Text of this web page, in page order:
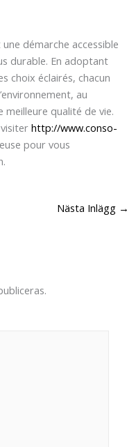
démarche accessible
durable. En adoptant
choix éclairés, chacun
au
qualité de vie.
visiterhttp://www.conso-
pour vous
Nästa Inlägg →